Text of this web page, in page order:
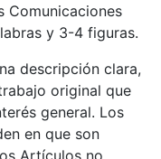
Comunicaciones
y 3-4 figuras.
descripción clara,
original que
general. Los
en que son